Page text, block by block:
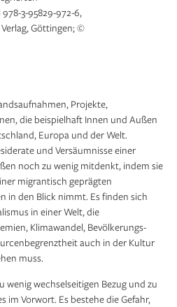
3-95829-972-6,
Göttingen; ©
Projekte,
die beispielhaft Innen und Außen
Europa und der Welt.
und Versäumnisse einer
noch zu wenig mitdenkt, indem sie
migrantisch geprägten
in den Blick nimmt. Es finden sich
in einer Welt, die
Klimawandel, Bevölke­rungs­­
auch in der Kultur
muss.
wenig wechselseitigen Bezug und zu
im Vorwort. Es bestehe die Gefahr,